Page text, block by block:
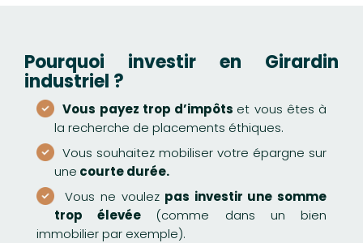
Pourquoi investir en Girardin
industriel ?
Vous payez trop d’impôts et vous êtes à
la recherche de placements éthiques.
Vous souhaitez mobiliser votre épargne sur
une courte durée.
Vous ne voulez pas investir une somme
trop élevée (comme dans un bien
immobilier par exemple).